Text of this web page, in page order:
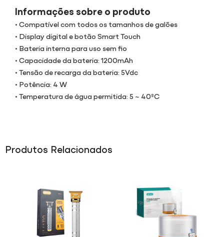
Informações sobre o produto
• Compatível com todos os tamanhos de galões
• Display digital e botão Smart Touch
• Bateria interna para uso sem fio
• Capacidade da bateria: 1200mAh
• Tensão de recarga da bateria: 5Vdc
• Potência: 4 W
• Temperatura de água permitida: 5 ~ 40ºC
Produtos Relacionados